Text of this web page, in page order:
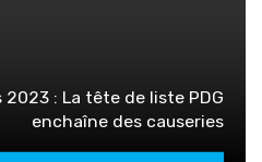
: La tête de liste PDG
enchaîne des causeries